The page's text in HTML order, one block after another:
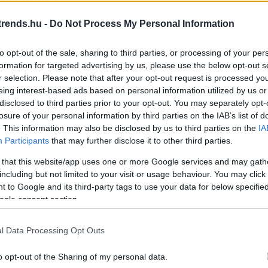
- Do Not Process My Personal Information
opt-out of the sale, sharing to third parties, or processing of your
for targeted advertising by us, please use the below opt-out
selection. Please note that after your opt-out request is processed
interest-based ads based on personal information utilized by us
to third parties prior to your opt-out. You may separately
of your personal information by third parties on the IAB’s list of
This information may also be disclosed by us to third parties on the
Participants that may further disclose it to other third parties.
that this website/app uses one or more Google services and may
but not limited to your visit or usage behaviour. You may
to Google and its third-party tags to use your data for below
consent section.
Data Processing Opt Outs
opt-out of the Sharing of my personal data.
akár több éve működő márkák mellett
lehetőségeket.
vérteszt - akár 10 évvel a tünetek
a rák
új vérvizsgálati módszert fejlesztettek ki, amely már
megjelenése előtt képes azonosítani a humán
okozta fej- és nyaki daganatokat. A HPV-DeepSeek
onkológiai szűrésben.
re fejezi be első atomerőművét
tekinthető energetikai mérföldkőnek és
amelynek kimenetele a következő évtizedekben
A